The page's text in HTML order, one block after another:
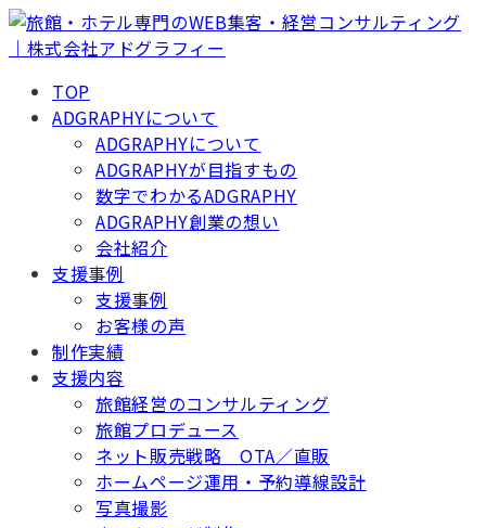
TOP
ADGRAPHYについて
ADGRAPHYについて
ADGRAPHYが目指すもの
数字でわかるADGRAPHY
ADGRAPHY創業の想い
会社紹介
支援事例
支援事例
お客様の声
制作実績
支援内容
旅館経営のコンサルティング
旅館プロデュース
ネット販売戦略 OTA／直販
ホームページ運用・予約導線設計
写真撮影